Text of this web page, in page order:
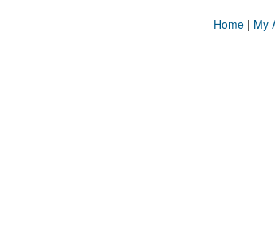
Home| My